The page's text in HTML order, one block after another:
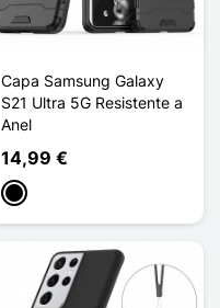
Capa Samsung Galaxy
S21 Ultra 5G Resistente a
Anel
14,99 €
Preto